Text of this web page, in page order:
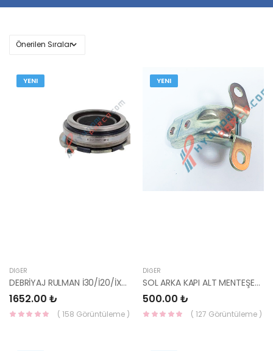
YENI
DIĞER
DEBRİYAJ RULMAN İ30/İ20/İX35 41421-32000 YS
1652.00 ₺
( 158 Görüntüleme )
YENI
DIĞER
SOL ARKA KAPI ALT MENTEŞESİ 79330-2D000 HMC
500.00 ₺
( 127 Görüntüleme )